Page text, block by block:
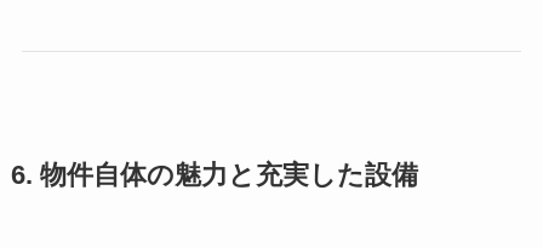
6. 物件自体の魅力と充実した設備